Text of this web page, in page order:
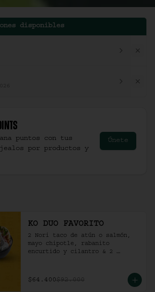
disponibles
puntos con tus
por productos y
Únete
KO DUO FAVORITO
2 Nori taco de atún o salmón,
mayo chipotle, rabanito
encurtido y cilantro & 2
picante en bao buns.
$64.400$92.000